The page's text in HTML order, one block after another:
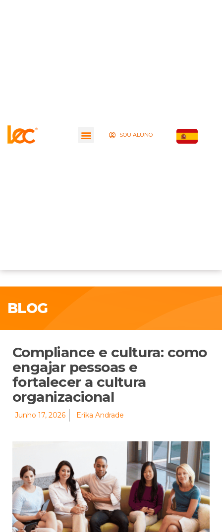
SOU ALUNO
BLOG
Compliance e cultura: como
engajar pessoas e
fortalecer a cultura
organizacional
Junho 17, 2026 Erika Andrade